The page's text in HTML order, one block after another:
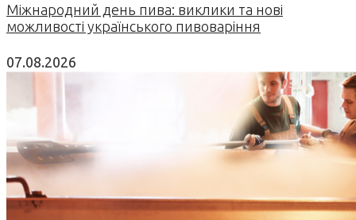
Міжнародний день пива: виклики та нові
можливості українського пивоваріння
07.08.2026